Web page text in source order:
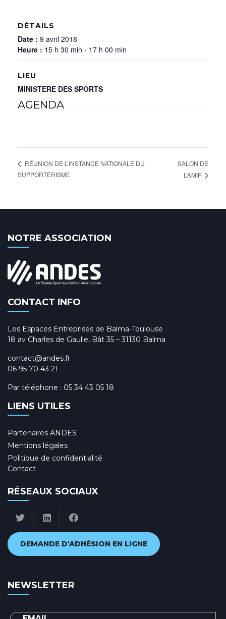
DÉTAILS
Date : 9 avril 2018
Heure : 15 h 30 min - 17 h 00 min
LIEU
MINISTERE DES SPORTS
AGENDA
RÉUNION DE L’INSTANCE NATIONALE DU
SUPPORTÉRISME
SALON DE
L’AMIF
NOTRE ASSOCIATION
CONTACT INFO
Les Espaces Entreprises de Balma-Toulouse
18 av Charles de Gaulle, Bât 35 – 31130 Balma
contact@andes.fr
06 95 70 43 21
Par téléphone : 05 34 43 05 18
LIENS UTILES
Partenaires ANDES
Mentions légales
Politique de confidentialité
Contact
RÉSEAUX SOCIAUX
DEMANDE D'ADHÉSION EN LIGNE
NEWSLETTER